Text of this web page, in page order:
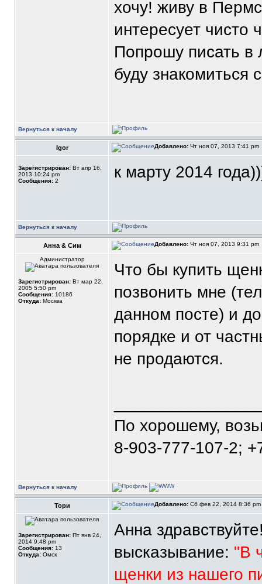
хочу! живу в
интересует чисто
Попрошу писать в
буду знакомиться
Вернуться к началу
Igor Добавлено: Чт ноя 07, 2013 7:41 pm
Зарегистрирован: Вт апр 16,
2013 10:24 pm
Сообщения: 2 к марту 2014
Вернуться к началу
Анна & Сим Добавлено: Чт ноя 07, 2013 9:31 pm
Администратор
Зарегистрирован: Вт мар 22,
2005 5:50 pm
Сообщения: 10186
Откуда: Москва
Что бы купить
позвонить мне
данном посте) и
порядке и от
не продаются.
По хорошему,
8-903-777-107-2;
Вернуться к началу
Тори Добавлено: Сб фев 22, 2014 8:36 pm
Зарегистрирован: Пт янв 24,
2014 9:48 pm
Сообщения: 13
Откуда: Омск
Анна
высказывание: "В
щенки из нашего